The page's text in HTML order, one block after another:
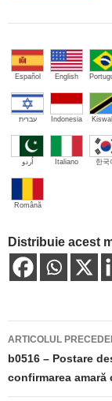
Español English
עברית Indonesia
اُردو Italiano 한국
Română
Distribuie acest
Navigare
în
articole
ARTICOLUL
b0516 – Postare
confirmarea